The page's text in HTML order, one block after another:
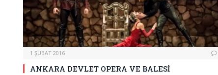
1 ŞUBAT 2016
ANKARA DEVLET OPERA VE BALESİ